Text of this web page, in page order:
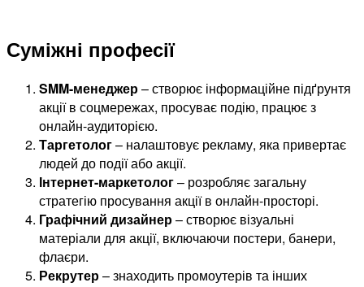
Суміжні професії
SMM-менеджер– створює інформаційне підґрунтя
акції в соцмережах, просуває подію, працює з
онлайн-аудиторією.
Таргетолог– налаштовує рекламу, яка привертає
людей до події або акції.
Інтернет-маркетолог– розробляє загальну
стратегію просування акції в онлайн-просторі.
Графічний дизайнер– створює візуальні
матеріали для акції, включаючи постери, банери,
флаєри.
Рекрутер– знаходить промоутерів та інших